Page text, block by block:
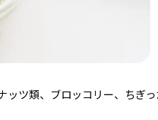
ツ類、ブロッコリー、ちぎ